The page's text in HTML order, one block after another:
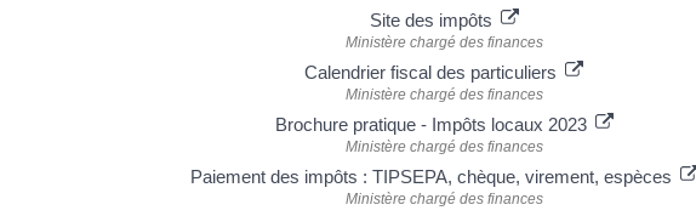
Site des impôts
Ministère chargé des finances
Calendrier fiscal des particuliers
Ministère chargé des finances
Brochure pratique - Impôts locaux 2023
Ministère chargé des finances
Paiement des impôts : TIPSEPA, chèque, virement, espèces
Ministère chargé des finances